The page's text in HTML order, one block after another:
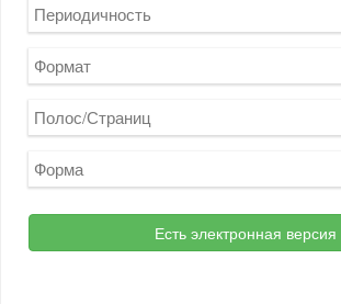
Периодичность
Формат
Полос/Страниц
Форма
Есть электронная версия